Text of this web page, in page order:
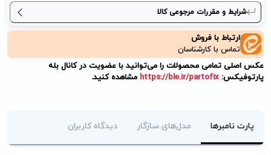
شرایط و مقررات مرجوعی کالا
ارتباط با فروش
تماس با کارشناسان
عکس اصلی تمامی محصولات را می‌توانید با عضویت در کانال بله
پارتوفیکس: https://ble.ir/partofix مشاهده کنید.
پارت نامبرها مدل‌های سازگار دیدگاه کاربران